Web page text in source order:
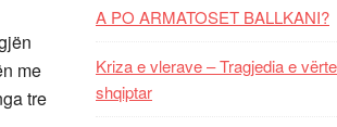
me
tre
A PO ARMATOSET BALLKANI?
Kriza e vlerave – Tragjedia e
shqiptar